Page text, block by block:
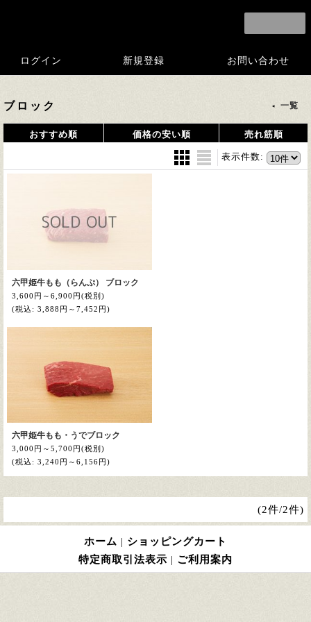
ログイン 新規登録 お問い合わせ
ブロック 一覧
おすすめ順 価格の安い順 売れ筋順
表示件数:
六甲姫牛もも（らんぷ） ブロック
3,600円～6,900円(税別)
(税込 : 3,888円～7,452円)
六甲姫牛もも・うでブロック
3,000円～5,700円 (税別)
(税込 : 3,240円～6,156円)
(2件/2件)
ホーム | ショッピングカート
特定商取引法表示 | ご利用案内